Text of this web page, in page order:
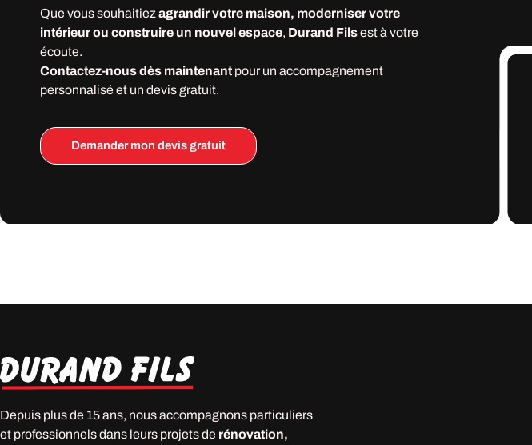
Que vous souhaitiez agrandir votre maison, moderniser votre
intérieur ou construire un nouvel espace, Durand Filsest à votre
écoute.
Contactez-nous dès maintenant pour un accompagnement
personnalisé et un devis gratuit.
Demander mon devis gratuit
Depuis plus de 15 ans, nous accompagnons particuliers
et professionnels dans leurs projets de rénovation,